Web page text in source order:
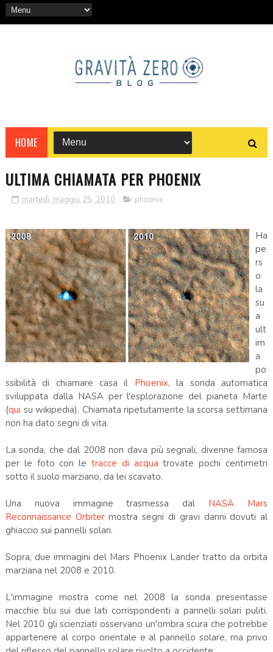
HOME
ULTIMA CHIAMATA PER PHOENIX
martedì, maggio 25, 2010 phoenix
Ha
pe
rs
o
la
su
a
ult
im
a
po
ssibilità di chiamare casa il Phoenix, la sonda automatica
sviluppata dalla NASA per l'esplorazione del pianeta Marte
(qui su wikipedia). Chiamata ripetutamente la scorsa settimana
non ha dato segni di vita.
La sonda, che dal 2008 non dava più segnali, divenne famosa
per le foto con le tracce di acqua trovate pochi centimetri
sotto il suolo marziano, da lei scavato.
Una nuova immagine trasmessa dal NASA Mars
Reconnaissance Orbitermostra segni di gravi danni dovuti al
ghiaccio sui pannelli solari.
Sopra, due immagini del Mars Phoenix Lander tratto da orbita
marziana nel 2008 e 2010.
L'immagine mostra come nel 2008 la sonda presentasse
macchie blu sui due lati corrispondenti a pannelli solari puliti.
Nel 2010 gli scienziati osservano un'ombra scura che potrebbe
appartenere al corpo orientale e al pannello solare, ma privo